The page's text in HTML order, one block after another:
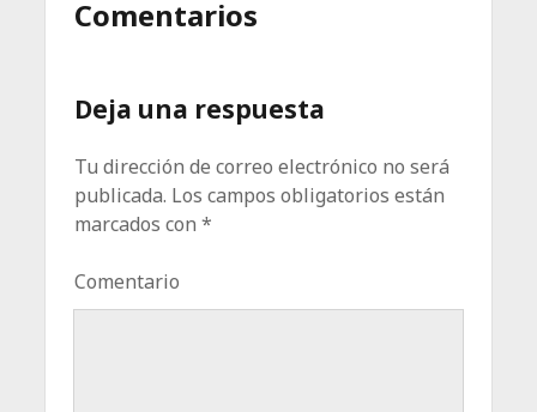
Comentarios
Deja una respuesta
Tu dirección de correo electrónico no será
publicada. Los campos obligatorios están
marcados con*
Comentario